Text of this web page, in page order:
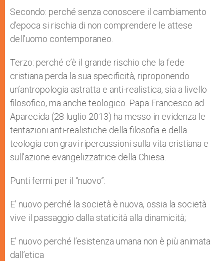
Secondo: perché senza conoscere il cambiamento
d’epoca si rischia di non comprendere le attese
dell’uomo contemporaneo.
Terzo: perché c’è il grande rischio che la fede
cristiana perda la sua specificità, riproponendo
un’antropologia astratta e anti-realistica, sia a livello
filosofico, ma anche teologico. Papa Francesco ad
Aparecida (28 luglio 2013) ha messo in evidenza le
tentazioni anti-realistiche della filosofia e della
teologia con gravi ripercussioni sulla vita cristiana e
sull’azione evangelizzatrice della Chiesa.
Punti fermi per il “nuovo”:
E’ nuovo perché la società è nuova, ossia la società
vive il passaggio dalla staticità alla dinamicità;
E’ nuovo perché l’esistenza umana non è più animata
dall’etica